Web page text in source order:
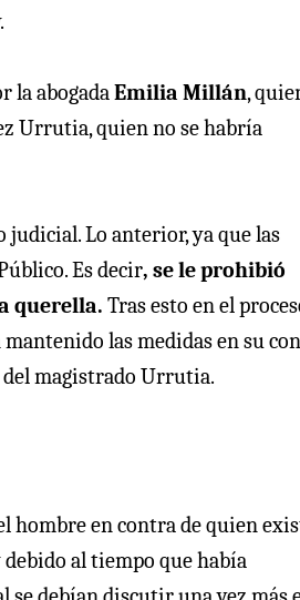
la abogadaEmilia Millán,
Urrutia, quien no se habría
judicial. Lo anterior, ya que las
Es decir, se le prohibió
querella. Tras esto en el
las medidas en su
del magistrado Urrutia.
hombre en contra de quien
al tiempo que había